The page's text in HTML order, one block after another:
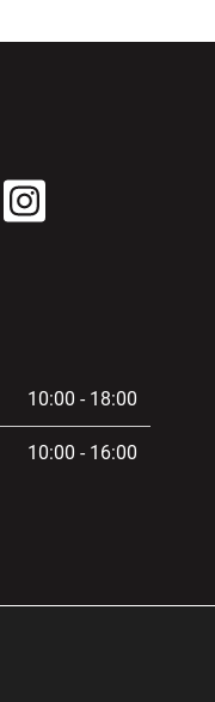
10:00 - 18:00
10:00 - 16:00